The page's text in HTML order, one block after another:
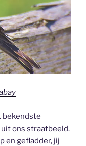
bekendste
ons straatbeeld.
en gefladder, jij